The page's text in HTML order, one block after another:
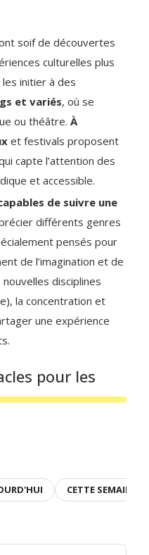
soif de découvertes
culturelles plus
les initier à des
et variés, où se
ou théâtre. À
et festivals proposent
capte l’attention des
et accessible.
de suivre une
différents genres
pensés pour
de l’imagination et de
disciplines
la concentration et
une expérience
pour les
CETTE SEMAINE